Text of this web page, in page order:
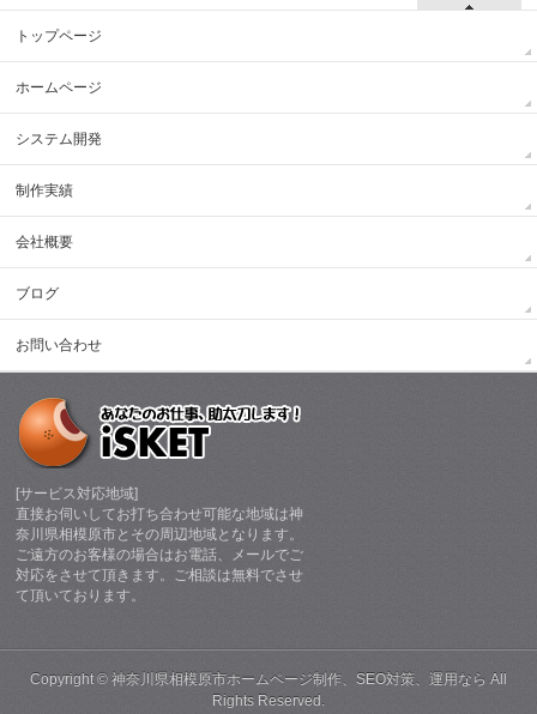
トップページ
ホームページ
システム開発
制作実績
会社概要
ブログ
お問い合わせ
[サービス対応地域]
直接お伺いしてお打ち合わせ可能な地域は神
奈川県相模原市とその周辺地域となります。
ご遠方のお客様の場合はお電話、メールでご
対応をさせて頂きます。ご相談は無料でさせ
て頂いております。
Copyright © 神奈川県相模原市ホームページ制作、SEO対策、運用なら All
Rights Reserved.